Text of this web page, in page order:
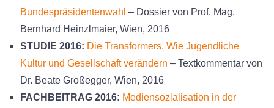
Bundespräsidentenwahl – Dossier von Prof. Mag.
Bernhard Heinzlmaier, Wien, 2016
STUDIE 2016: Die Transformers. Wie Jugendliche
Kultur und Gesellschaft verändern – Textkommentar von
Dr. Beate Großegger, Wien, 2016
FACHBEITRAG 2016: Mediensozialisation in der